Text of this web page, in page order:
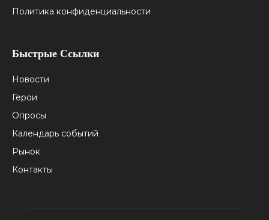
Политика конфиденциальности
Быстрые Ссылки
Новости
Герои
Опросы
Календарь событий
Рынок
Контакты